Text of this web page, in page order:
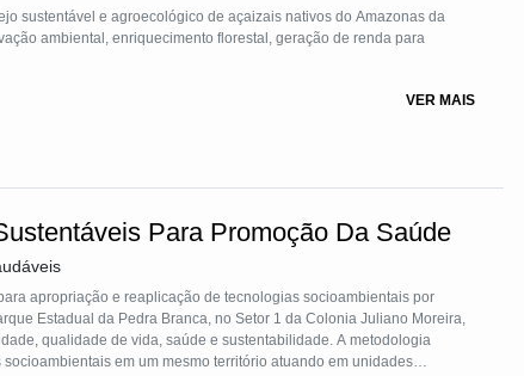
sustentável e agroecológico de açaizais nativos do Amazonas da
ambiental, enriquecimento florestal, geração de renda para
VER MAIS
Para Promoção Da Saúde
apropriação e reaplicação de tecnologias socioambientais por
Estadual da Pedra Branca, no Setor 1 da Colonia Juliano Moreira,
qualidade de vida, saúde e sustentabilidade. A metodologia
em um mesmo território atuando em unidades